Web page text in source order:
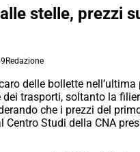
stelle, prezzi
Redazione
delle bollette
trasporti, soltanto la
che i prezzi del
Centro Studi della CNA